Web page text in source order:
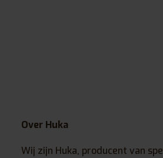
Over Huka
Wij zijn Huka, producent van